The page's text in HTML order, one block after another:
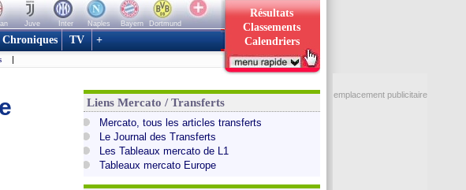
Juve Inter Naples Bayern
Dortmund
Résultats
Classements
Calendriers
Chroniques TV +
|
Liens Mercato / Transferts
Mercato, tous les articles transferts
Le Journal des Transferts
Les Tableaux mercato de L1
Tableaux mercato Europe
emplacement publicitaire